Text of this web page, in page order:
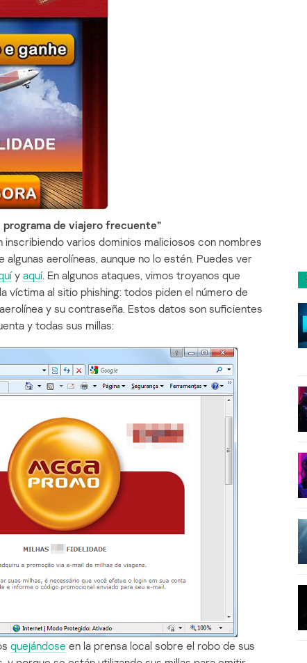
programa de viajero frecuente”
varios dominios maliciosos con nombres
aerolíneas, aunque no lo estén. Puedes ver
y aquí. En algunos ataques, vimos troyanos que
víctima al sitio phishing: todos piden el número de
y su contraseña. Estos datos son suficientes
y todas sus millas:
quejándose en la prensa local sobre el robo de sus